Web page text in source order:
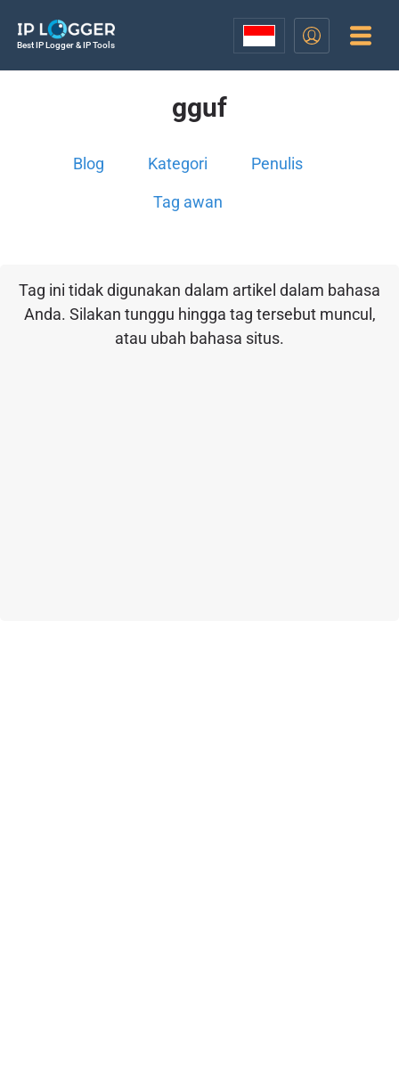
Best IP Logger & IP Tools
gguf
Blog Kategori Penulis
Tag awan